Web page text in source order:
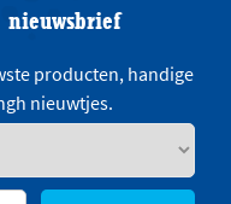
producten, handige
nieuwtjes.